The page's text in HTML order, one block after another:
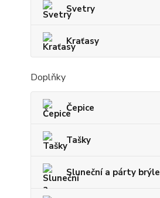
Svetry
Kraťasy
Doplňky
Čepice
Tašky
Sluneční a párty brýle